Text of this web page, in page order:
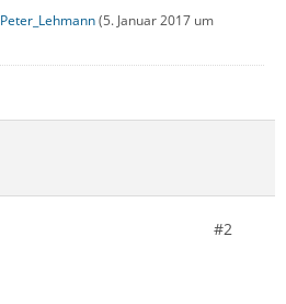
Peter_Lehmann(5. Januar 2017 um
#2